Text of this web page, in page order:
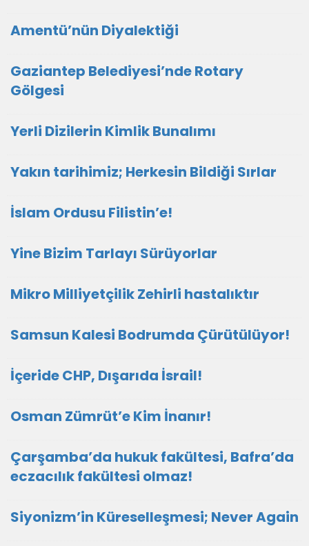
Amentü’nün Diyalektiği
Gaziantep Belediyesi’nde Rotary
Gölgesi
Yerli Dizilerin Kimlik Bunalımı
Yakın tarihimiz; Herkesin Bildiği Sırlar
İslam Ordusu Filistin’e!
Yine Bizim Tarlayı Sürüyorlar
Mikro Milliyetçilik Zehirli hastalıktır
Samsun Kalesi Bodrumda Çürütülüyor!
İçeride CHP, Dışarıda İsrail!
Osman Zümrüt’e Kim İnanır!
Çarşamba’da hukuk fakültesi, Bafra’da
eczacılık fakültesi olmaz!
Siyonizm’in Küreselleşmesi; Never Again